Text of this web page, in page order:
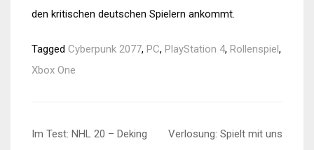
den kritischen deutschen Spielern ankommt.
Tagged Cyberpunk 2077, PC, PlayStation 4, Rollenspiel,
Xbox One
Beitragsnavigation
Im Test: NHL 20 – Deking
Verlosung: Spielt mit uns